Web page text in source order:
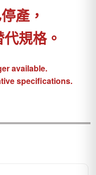
產，
規格。
available.
specifications.